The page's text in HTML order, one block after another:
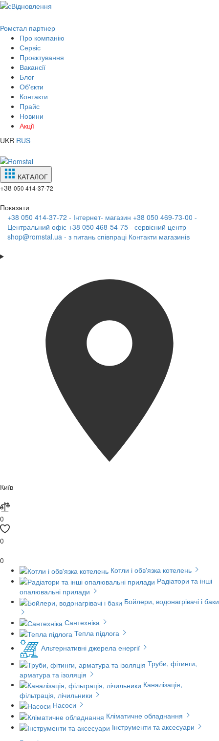
Ромстал партнер
Про компанію
Сервіс
Проєктування
Вакансії
Блог
Об'єкти
Контакти
Прайс
Новини
Акції
UKR RUS
КАТАЛОГ
+38 050 414-37-72
Показати
+38 050 414-37-72 - Інтернет- магазин +38 050 469-73-00 -
Центральний офіс +38 050 468-54-75 - сервісний центр
shop@romstal.ua - з питань співпраці Контакти магазинів
Київ
0
0
0
Котли і обв'язка котелень
Радіатори та інші
опалювальні прилади
Бойлери, водонагрівачі і баки
Сантехніка
Тепла підлога
Альтернативні джерела енергії
Труби, фітинги,
арматура та ізоляція
Каналізація,
фільтрація, лічильники
Насоси
Кліматичне обладнання
Інструменти та аксесуари